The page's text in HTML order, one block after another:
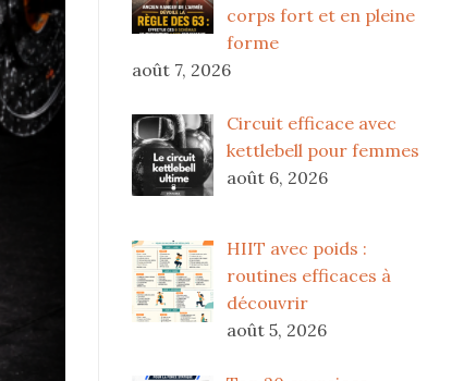
corps fort et en pleine
forme
août 7, 2026
Circuit efficace avec
kettlebell pour femmes
août 6, 2026
HIIT avec poids :
routines efficaces à
découvrir
août 5, 2026